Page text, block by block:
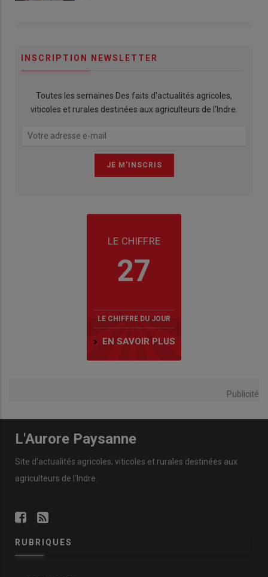
INSCRIPTION NEWSLETTER
Toutes les semaines Des faits d'actualités agricoles,
viticoles et rurales destinées aux agriculteurs de l'Indre.
LE CHIFFRE
27
LE CHIFFRE DU JOUR
EN SAVOIR PLUS
Publicité
L'Aurore Paysanne
Site d'actualités agricoles, viticoles et rurales destinées aux
agriculteurs de l'Indre.
RUBRIQUES